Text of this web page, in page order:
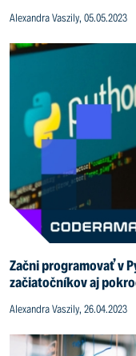
Alexandra Vaszily, 05.05.2023
Začni programovať v
začiatočníkov aj
Alexandra Vaszily, 26.04.2023